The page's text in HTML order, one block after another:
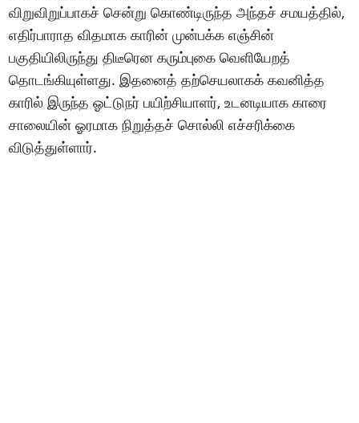
விறுவிறுப்பாகச் சென்று கொண்டிருந்த அந்தச் சமயத்தில்,
எதிர்பாராத விதமாக காரின் முன்பக்க எஞ்சின்
பகுதியிலிருந்து திடீரென கரும்புகை வெளியேறத்
தொடங்கியுள்ளது. இதனைத் தற்செயலாகக் கவனித்த
காரில் இருந்த ஓட்டுநர் பயிற்சியாளர், உடனடியாக காரை
சாலையின் ஓரமாக நிறுத்தச் சொல்லி எச்சரிக்கை
விடுத்துள்ளார்.